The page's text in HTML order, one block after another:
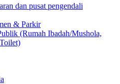
dan pusat pengendali
& Parkir
(Rumah Ibadah/Mushola,